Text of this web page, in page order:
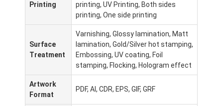
Printing
printing, UV Printing, Both sides
printing, One side printing
Surface
Treatment
Varnishing, Glossy lamination, Matt
lamination, Gold/Silver hot stamping,
Embossing, UV coating, Foil
stamping, Flocking, Hologram effect
Artwork
Format
PDF, AI, CDR, EPS, GIF, GRF